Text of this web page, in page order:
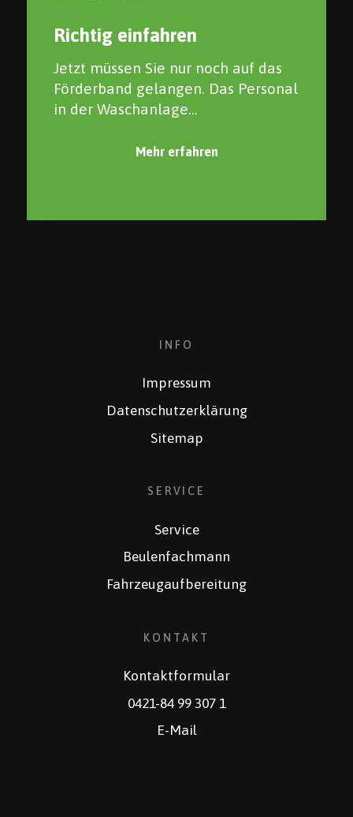
Richtig einfahren
Jetzt müssen Sie nur noch auf das
Förderband gelangen. Das Personal
in der Waschanlage...
Mehr erfahren
INFO
Impressum
Datenschutzerklärung
Sitemap
SERVICE
Service
Beulenfachmann
Fahrzeugaufbereitung
KONTAKT
Kontaktformular
0421-84 99 307 1
E-Mail